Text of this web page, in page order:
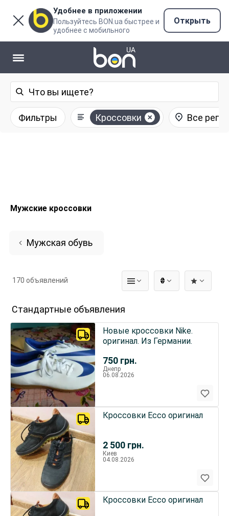
Удобнее в приложении
Пользуйтесь BON.ua быстрее и
удобнее с мобильного
Открыть
Фильтры Кроссовки Все
Мужские кроссовки
Мужская обувь
₴
170 объявлений
Стандартные объявления
750 грн.
Новые кроссовки Nike.
оригинал. Из Германии.
Днепр
06.08.2026
2 500 грн.
Кроссовки Ecco оригинал
Киев
04.08.2026
Кроссовки Ecco оригинал